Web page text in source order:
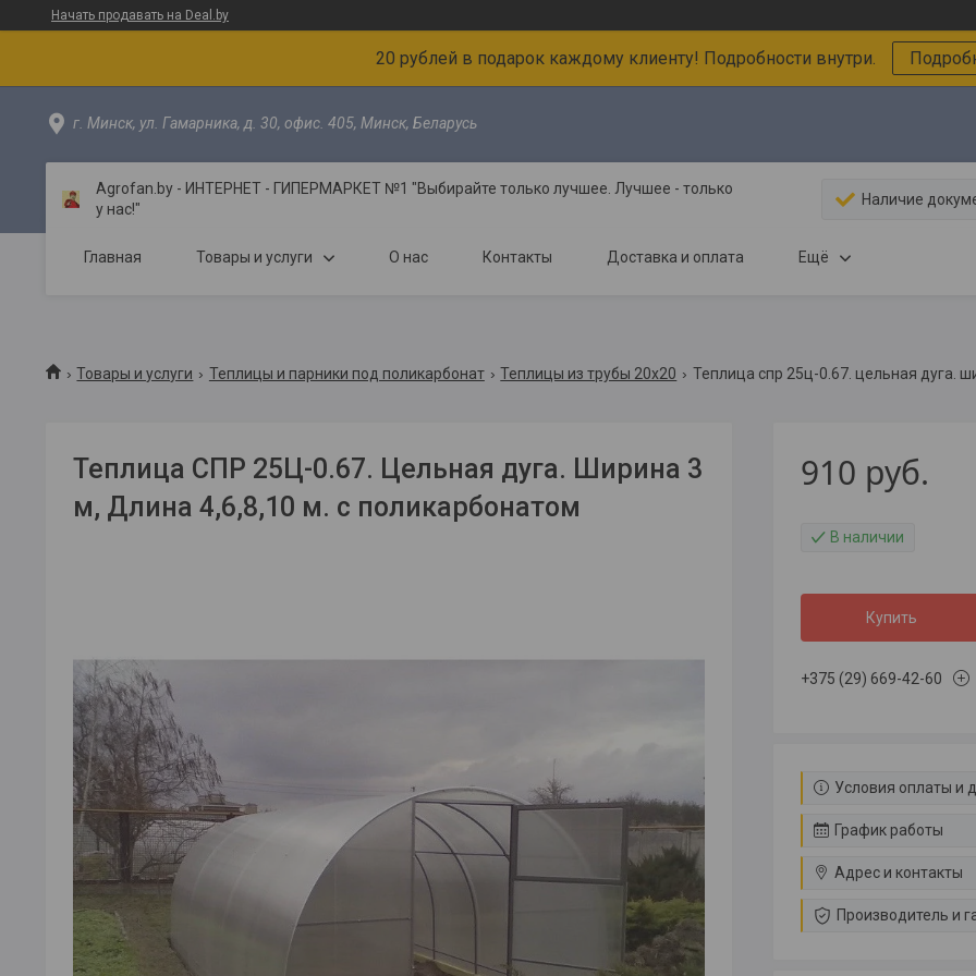
Начать продавать на Deal.by
20 рублей в подарок каждому клиенту! Подробности внутри.
г. Минск, ул. Гамарника, д. 30, офис. 405, Минск, Беларусь
Agrofan.by - ИНТЕРНЕТ - ГИПЕРМАРКЕТ №1 "Выбирайте только лучшее. Лучшее - только
у нас!"
Наличие
Главная Товары и услуги О нас Контакты Доставка и оплата Ещё
Товары и услуги Теплицы и парники под поликарбонат Теплицы из трубы 20х20 Теплица спр 25ц-0.67. цельная дуга.
Теплица СПР 25Ц-0.67. Цельная дуга. Ширина 3
м, Длина 4,6,8,10 м. с поликарбонатом
910 руб.
В наличии
Купить
+375 (29) 669-42-60
Условия оплаты и
График работы
Адрес и контакты
Производитель и